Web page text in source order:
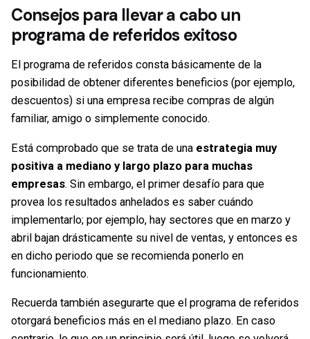
Consejos para llevar a cabo un
programa de referidos exitoso
El programa de referidos consta básicamente de la
posibilidad de obtener diferentes beneficios (por ejemplo,
descuentos) si una empresa recibe compras de algún
familiar, amigo o simplemente conocido.
Está comprobado que se trata de una estrategia muy
positiva a mediano y largo plazo para muchas
empresas. Sin embargo, el primer desafío para que
provea los resultados anhelados es saber cuándo
implementarlo; por ejemplo, hay sectores que en marzo y
abril bajan drásticamente su nivel de ventas, y entonces es
en dicho periodo que se recomienda ponerlo en
funcionamiento.
Recuerda también asegurarte que el programa de referidos
otorgará beneficios más en el mediano plazo. En caso